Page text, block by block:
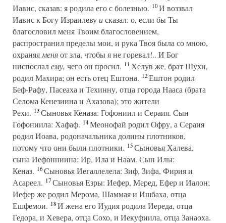
Иавис, сказав: я родила его с болезнью. 10И воззвал
Иавис к Богу Израилевуисказал: о, если бы Ты
благословил меня Твоим благословением,
распространил пределы мои, и рука Твоя была со мною,
охраняя меняот зла, чтобы я не горевал!.. И Бог
ниспослалему, чего он просил. 11Хелув же, брат Шухи,
родил Махира; он есть отец Ештона. 12Ештон родил
Беф-Рафу, Пасеаха и Техинну, отца города Нааса (брата
Селома Кенезиина и Ахазова); это жители
Рехи. 13Сыновья Кеназа: Гофониил и Сераия. Сын
Гофониила: Хафаф. 14Меонофай родил Офру, а Сераия
родил Иоава, родоначальника долины плотников,
потому что они были плотники. 15Сыновья Халева,
сына Иефонниина: Ир, Ила и Наам. Сын Илы:
Кеназ. 16Сыновья Иегаллелела: Зиф, Зифа, Фирия и
Асареел. 17Сыновья Езры: Иефер, Меред, Ефер и Иалон;
Иефер же родил Мерома, Шаммая и Ишбаха, отца
Ешфемои. 18И жена его Иудия родила Иереда, отца
Гедора, и Хевера, отца Сохо, и Иекуфиила, отца Занаоха.